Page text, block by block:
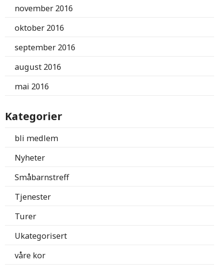
november 2016
oktober 2016
september 2016
august 2016
mai 2016
Kategorier
bli medlem
Nyheter
Småbarnstreff
Tjenester
Turer
Ukategorisert
våre kor